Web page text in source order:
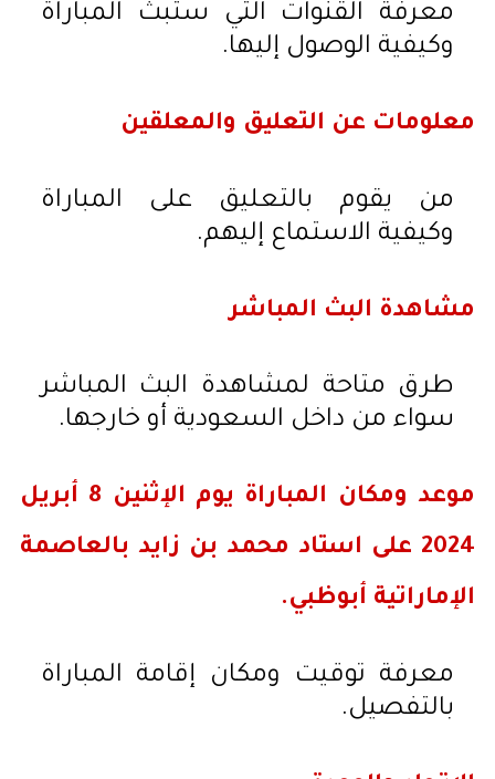
معرفة القنوات التي ستبث المباراة
وكيفية الوصول إليها.
معلومات عن التعليق والمعلقين
من يقوم بالتعليق على المباراة
وكيفية الاستماع إليهم.
مشاهدة البث المباشر
طرق متاحة لمشاهدة البث المباشر
سواء من داخل السعودية أو خارجها.
موعد ومكان المباراة يوم الإثنين 8 أبريل
2024 على استاد محمد بن زايد بالعاصمة
الإماراتية أبوظبي.
معرفة توقيت ومكان إقامة المباراة
بالتفصيل.